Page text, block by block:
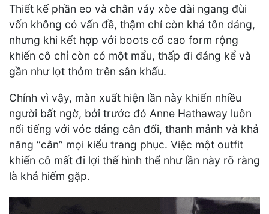
Thiết kế phần eo và chân váy xòe dài ngang đùi
vốn không có vấn đề, thậm chí còn khá tôn dáng,
nhưng khi kết hợp với boots cổ cao form rộng
khiến cô chỉ còn có một mẩu, thấp đi đáng kể và
gần như lọt thỏm trên sân khấu.
Chính vì vậy, màn xuất hiện lần này khiến nhiều
người bất ngờ, bởi trước đó Anne Hathaway luôn
nổi tiếng với vóc dáng cân đối, thanh mảnh và khả
năng “cân” mọi kiểu trang phục. Việc một outfit
khiến cô mất đi lợi thế hình thể như lần này rõ ràng
là khá hiếm gặp.